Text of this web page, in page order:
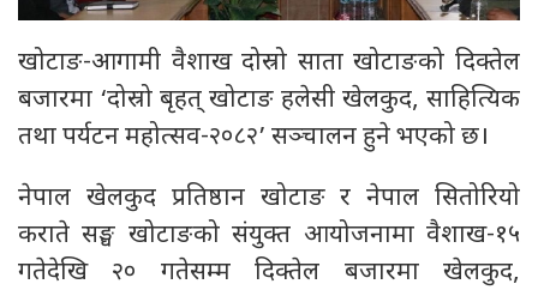
खोटाङ-आगामी वैशाख दोस्रो साता खोटाङको दिक्तेल
बजारमा ‘दोस्रो बृहत् खोटाङ हलेसी खेलकुद, साहित्यिक
तथा पर्यटन महोत्सव-२०८२’ सञ्चालन हुने भएको छ।
नेपाल खेलकुद प्रतिष्ठान खोटाङ र नेपाल सितोरियो
कराते सङ्घ खोटाङको संयुक्त आयोजनामा वैशाख-१५
गतेदेखि २० गतेसम्म दिक्तेल बजारमा खेलकुद,